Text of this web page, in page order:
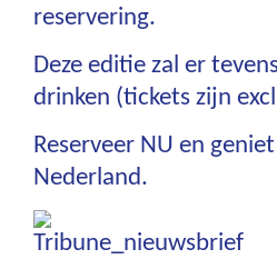
reservering.
Deze editie zal er
drinken (tickets zijn
Reserveer NU en
Nederland.